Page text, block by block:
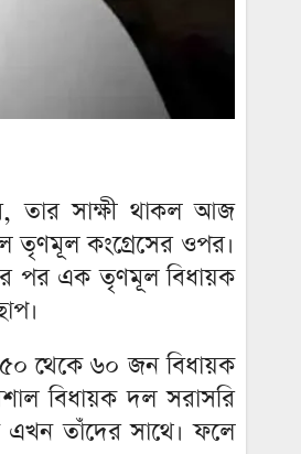
তার সাক্ষী থাকল আজ
তৃণমূল কংগ্রেসের ওপর।
পর এক তৃণমূল বিধায়ক
৫০ থেকে ৬০ জন বিধায়ক
বিধায়ক দল সরাসরি
এখন তাঁদের সাথে। ফলে